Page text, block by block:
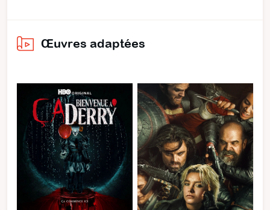
Œuvres adaptées